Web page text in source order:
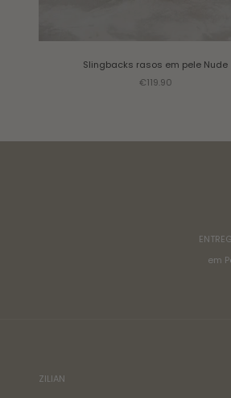
Slingbacks rasos em pele Nude
Sale price
€119.90
em
ZILIAN